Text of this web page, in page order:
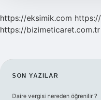
https://eksimik.com
https://bizimeticaret.com.tr
SIDEBAR
SON YAZILAR
Daire vergisi nereden öğrenilir ?